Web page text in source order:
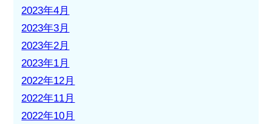
2023年4月
2023年3月
2023年2月
2023年1月
2022年12月
2022年11月
2022年10月